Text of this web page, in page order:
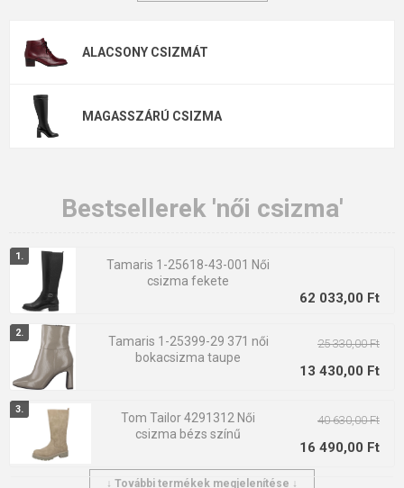
combcsizma?
Bokacsizma („chelsea boots”):
Félmagas csizma (vádli közepéig):Tökéletes
„kávéházi” stílus, amely sosem megy ki a divatból.
Magas csizma (térdig vagy combig érő):
Elegánsabb és
nadrággal mutat.
Anyagok és szezonális használat
ALACSONY CSIZMÁT
MAGASSZÁRÚ CSIZMA
Bestsellerek 'női csizma'
Tamaris 1-25618-43-001 Női
csizma fekete
62 033,00 Ft
Tamaris 1-25399-29 371 női
bokacsizma taupe
25 330,00 Ft
13 430,00 Ft
Tom Tailor 4291312 Női
csizma bézs színű
40 630,00 Ft
16 490,00 Ft
↓ További termékek megjelenítése ↓